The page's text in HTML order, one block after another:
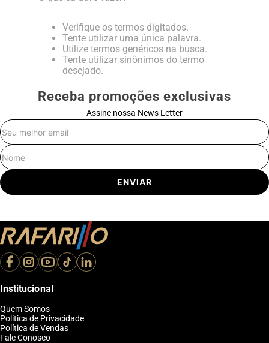
Verifique os termos digitados.
Tente utilizar uma única palavra.
Utilize termos genéricos na busca.
Tente utilizar sinônimos do termo
desejado.
Receba promoções exclusivas
Assine nossa News Letter
ENVIAR
Institucional
Quem Somos
Política de Privacidade
Política de Vendas
Fale Conosco